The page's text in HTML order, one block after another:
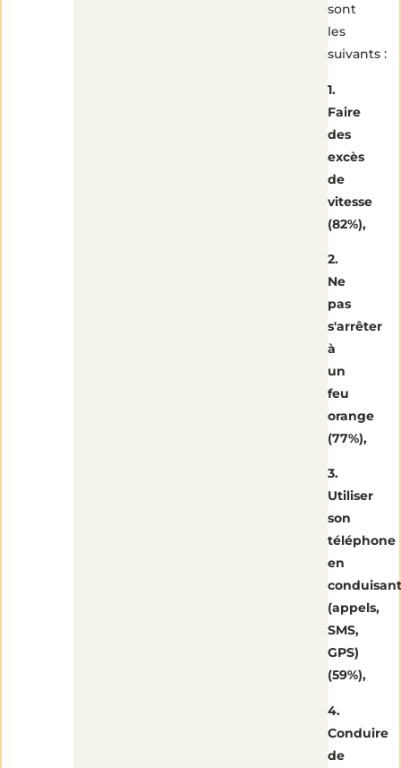
sont
les
suivants :
1.
Faire
des
excès
de
vitesse
(82%),
2.
Ne
pas
s'arrêter
à
un
feu
orange
(77%),
3.
Utiliser
son
téléphone
en
conduisant
(appels,
SMS,
GPS)
(59%),
4.
Conduire
de